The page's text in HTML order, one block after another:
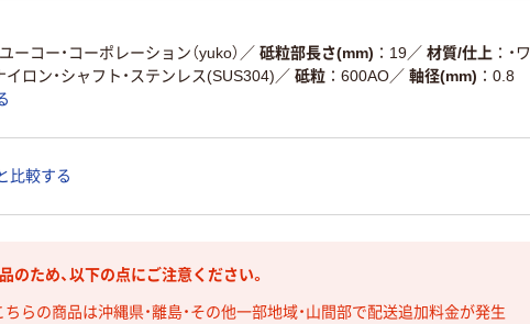
ユーコー・コーポレーション（yuko） ／ 砥粒部長さ(mm) 19／ 材質/仕上
・ワ
イロン・シャフト・ステンレス(SUS304) ／ 砥粒 600AO／ 軸径(mm)
0.8
比較する
のため、以下の点にご注意ください。
ちらの商品は沖縄県・離島・その他一部地域・山間部で配送追加料金が発生